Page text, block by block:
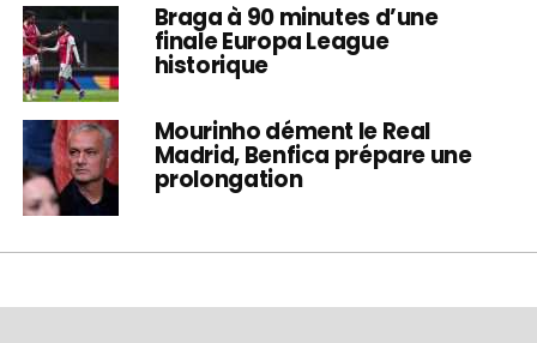
Braga à 90 minutes d’une
finale Europa League
historique
Mourinho dément le Real
Madrid, Benfica prépare une
prolongation